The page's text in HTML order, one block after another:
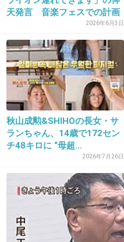
26. 匿名2013/09/25(水) 11:38:16
目を閉じて食べてる
る
開けたままだとホラー
27. 匿名2013/09/25(水) 11:38:19
つらい（×_×）
天発言 音楽フェスでの計画
2026年6月3日
秋山成勲&SHIHOの長女・サ
ランちゃん、14歳で172セン
チ48キロに “母超...
2026年7月26日